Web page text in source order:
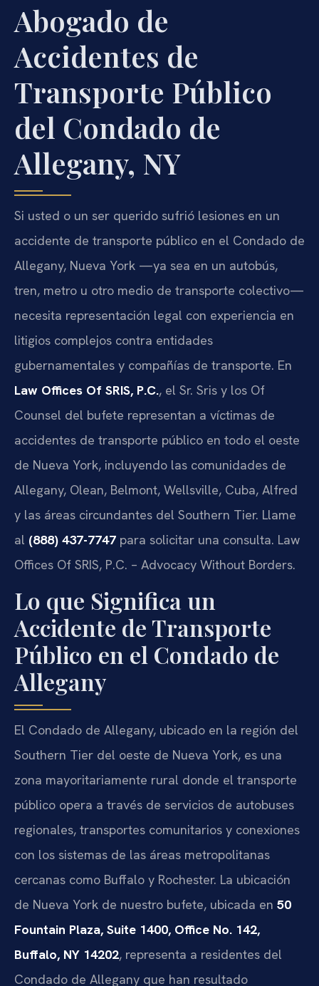
Abogado de
Accidentes de
Transporte Público
del Condado de
Allegany, NY
Si usted o un ser querido sufrió lesiones en un
accidente de transporte público en el Condado de
Allegany, Nueva York —ya sea en un autobús,
tren, metro u otro medio de transporte colectivo—
necesita representación legal con experiencia en
litigios complejos contra entidades
gubernamentales y compañías de transporte. En
Law Offices Of SRIS, P.C., el Sr. Sris y los Of
Counsel del bufete representan a víctimas de
accidentes de transporte público en todo el oeste
de Nueva York, incluyendo las comunidades de
Allegany, Olean, Belmont, Wellsville, Cuba, Alfred
y las áreas circundantes del Southern Tier. Llame
al (888) 437-7747 para solicitar una consulta. Law
Offices Of SRIS, P.C. – Advocacy Without Borders.
Lo que Significa un
Accidente de Transporte
Público en el Condado de
Allegany
El Condado de Allegany, ubicado en la región del
Southern Tier del oeste de Nueva York, es una
zona mayoritariamente rural donde el transporte
público opera a través de servicios de autobuses
regionales, transportes comunitarios y conexiones
con los sistemas de las áreas metropolitanas
cercanas como Buffalo y Rochester. La ubicación
de Nueva York de nuestro bufete, ubicada en 50
Fountain Plaza, Suite 1400, Office No. 142,
Buffalo, NY 14202, representa a residentes del
Condado de Allegany que han resultado